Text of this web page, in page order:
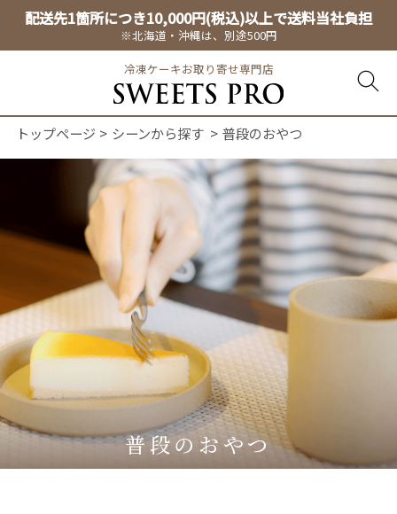
配送先1箇所につき10,000円(税込)以上で送料当社負担
※北海道・沖縄は、別途500円
冷凍ケーキお取り寄せ専門店
トップページ シーンから探す 普段のおやつ
普段のおやつ